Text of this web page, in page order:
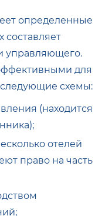
определенные
составляет
управляющего.
для
схемы:
(находится
отелей
право на часть